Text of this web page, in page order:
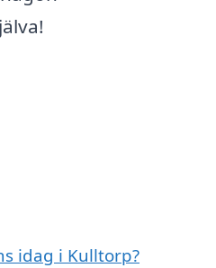
idag i Kulltorp?